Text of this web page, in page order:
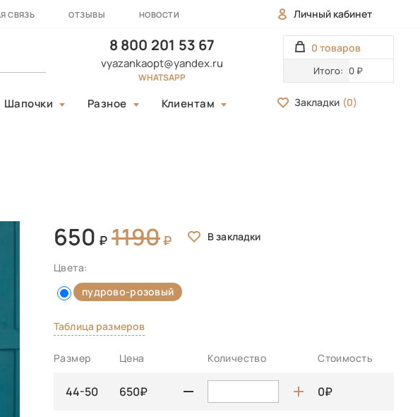
СВЯЗЬ ОТЗЫВЫ НОВОСТИ Личный кабинет
8 800 201 53 67
vyazankaopt@yandex.ru
WHATSAPP
0 товаров
Итого: 0 ₽
Шапочки Разное Клиентам Закладки (0)
650 1190
Цвета:
пудрово-розовый
Таблица размеров
Размер Цена Количество Стоимость
44-50 650 0